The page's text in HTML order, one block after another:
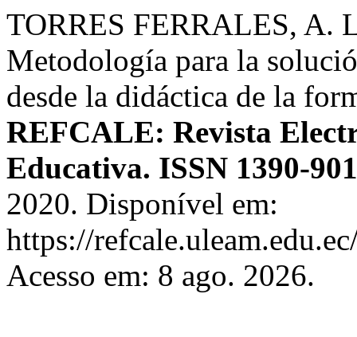
TORRES FERRALES, A.
Metodología para la
desde la didáctica de la
REFCALE: Revista
Educativa. ISSN 1390-
2020. Disponível em:
https://
Acesso em: 8 ago. 2026.